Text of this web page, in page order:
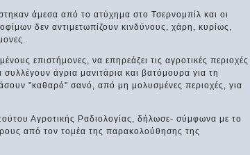
άμεσα από το ατύχημα στο Τσερνομπίλ και οι
δεν αντιμετωπίζουν κινδύνους, χάρη, κυρίως,
επιστήμονες, να επηρεάζει τις αγροτικές περιοχές
άγρια μανιτάρια και βατόμουρα για τη
"καθαρό" σανό, από μη μολυσμένες περιοχές, για
Αγροτικής Ραδιολογίας, δήλωσε- σύμφωνα με το
από τον τομέα της παρακολούθησης της